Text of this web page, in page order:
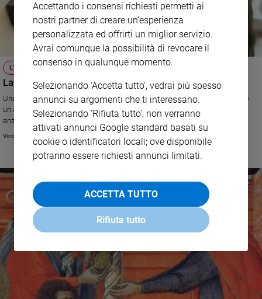
L'EDITORIALE DI CREDERE
La Croce, un segno che non dovrebbe più dividere
Una recente sentenza della Cassazione sul crocifisso nelle aule esprime
un approccio nuovo, segno di tempi nuovi. La croce chiede ai cristiani
anzitutto una testimonianza limpida del Vangelo
Vincenzo Vitale
Accettando i consensi richiesti permetti ai
nostri partner di creare un'esperienza
personalizzata ed offrirti un miglior servizio.
Avrai comunque la possibilità di revocare il
consenso in qualunque momento.
Selezionando 'Accetta tutto', vedrai più spesso
annunci su argomenti che ti interessano.
Selezionando 'Rifiuta tutto', non verranno
attivati annunci Google standard basati su
cookie o identificatori locali; ove disponibile
potranno essere richiesti annunci limitati.
ACCETTA TUTTO
Rifiuta tutto